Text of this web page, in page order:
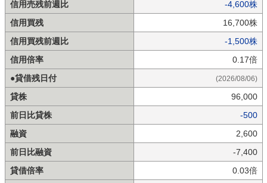
信用売残前週比
-4,600株
信用買残
16,700株
信用買残前週比
-1,500株
信用倍率
0.17倍
●貸借残日付
(2026/08/06)
貸株
96,000
前日比貸株
-500
融資
2,600
前日比融資
-7,400
貸借倍率
0.03倍